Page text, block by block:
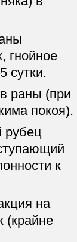
гнойное
сутки.
раны (при
покоя).
рубец
к
на
(крайне